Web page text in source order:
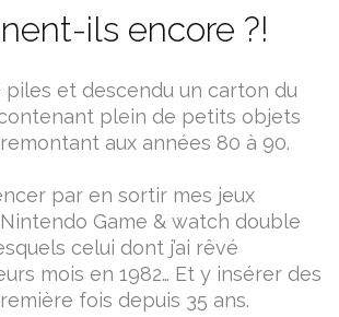
ils encore ?!
piles et descendu un carton du
plein de petits objets
aux années 80 à 90.
par en sortir mes jeux
Game & watch double
celui dont j’ai rêvé
mois en 1982… Et y insérer des
fois depuis 35 ans.